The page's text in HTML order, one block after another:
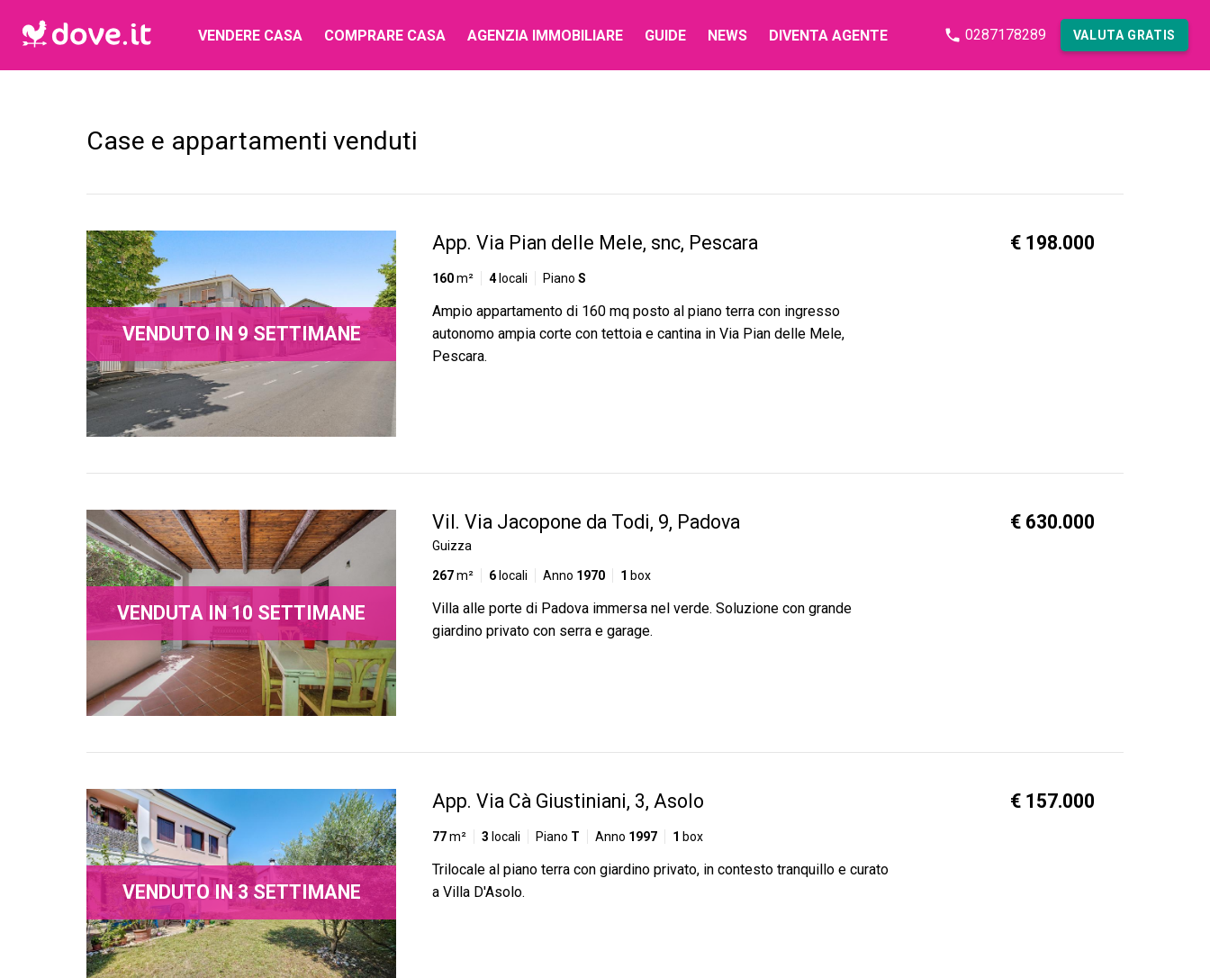
VENDERE CASA COMPRARE CASA AGENZIA IMMOBILIARE GUIDE NEWS DIVENTA AGENTE 0287178289 VALUTA GRATIS
Case e appartamenti venduti
App. Via Pian delle Mele, snc, Pescara
160m² 4locali Piano S
€ 198.000
Ampio appartamento di 160 mq posto al piano terra con ingresso
autonomo ampia corte con tettoia e cantina in Via Pian delle Mele,
Pescara.
VENDUTO IN 9 SETTIMANE
Vil. Via Jacopone da Todi, 9, Padova
Guizza
267m² 6 locali Anno 1970 1 box
€ 630.000
Villa alle porte di Padova immersa nel verde. Soluzione con grande
giardino privato con serra e garage.
VENDUTA IN 10 SETTIMANE
App. Via Cà Giustiniani, 3, Asolo
77m² 3 locali Piano T Anno 1997 1 box
€ 157.000
Trilocale al piano terra con giardino privato, in contesto tranquillo e curato
a Villa D'Asolo.
VENDUTO IN 3 SETTIMANE